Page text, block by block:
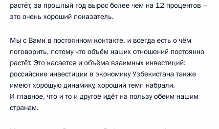
растёт, за прошлый год вырос более чем на 12 процентов –
это очень хороший показатель.
Мы с Вами в постоянном контакте, и всегда есть о чём
поговорить, потому что объём наших отношений постоянно
растёт. Это касается и объёма взаимных инвестиций:
российские инвестиции в экономику Узбекистана также
имеют хорошую динамику, хороший темп набрали.
И главное, что и то и другое идёт на пользу обеим нашим
странам.